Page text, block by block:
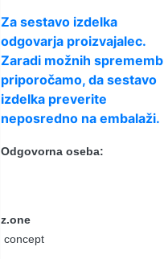
Za sestavo izdelka
odgovarja proizvajalec.
Zaradi možnih sprememb
priporočamo, da sestavo
izdelka preverite
neposredno na embalaži.
Odgovorna oseba:
z.one
concept